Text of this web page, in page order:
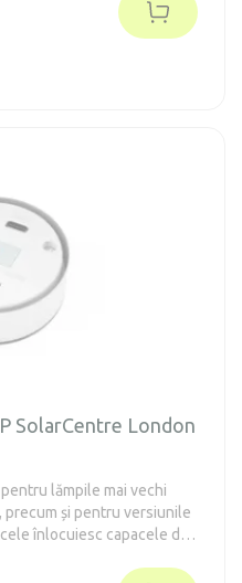
SolarCentre London
lămpile mai vechi
precum și pentru versiunile
înlocuiesc capacele de